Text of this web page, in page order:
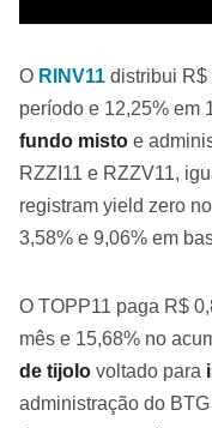
O RINV11 distribui R$
período e 12,25% em
fundo misto e
RZZI11 e RZZV11,
registram yield zero
3,58% e 9,06% em
O TOPP11 paga R$
mês e 15,68% no
de tijolo voltado para
administração do